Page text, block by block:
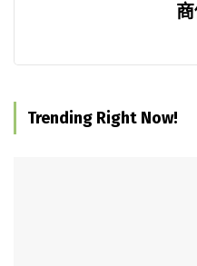
Trending Right Now!